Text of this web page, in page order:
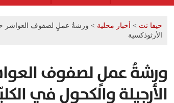
حيفا نت > أخبار محلية > ورشةُ عملٍ لصفوف العواشر
الأرثوذكسية
ورشةُ عملٍ لصفوف
الأرجيلة والكحول في